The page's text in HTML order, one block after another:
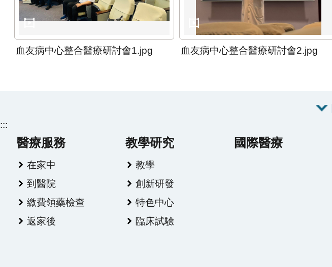
血友病中心整合醫療研討會1.jpg 血友病中心整合醫療研討會2.jpg
:::
醫療服務
在家中
到醫院
繳費領藥檢查
返家後
教學研究
教學
創新研發
特色中心
臨床試驗
國際醫療